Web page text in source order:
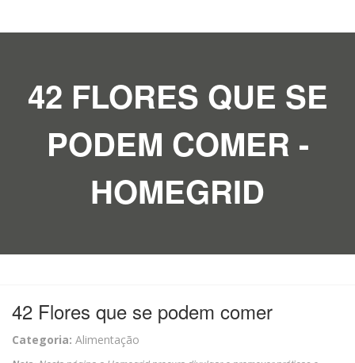
42 FLORES QUE SE
PODEM COMER -
HOMEGRID
42 Flores que se podem comer
Categoria: Alimentação